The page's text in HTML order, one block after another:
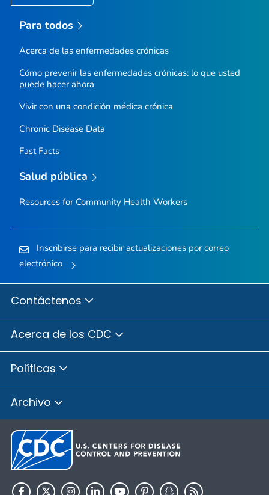
Para todos
Acerca de las enfermedades crónicas
Cómo prevenir las enfermedades crónicas: lo que usted
puede hacer ahora
Vivir con una condición médica crónica
Chronic Disease Data
Fast Facts
Salud pública
Resources for Community Health Workers
Inscribirse para recibir actualizaciones por correo
electrónico
Contáctenos
Acerca de los CDC
Políticas
Archivo